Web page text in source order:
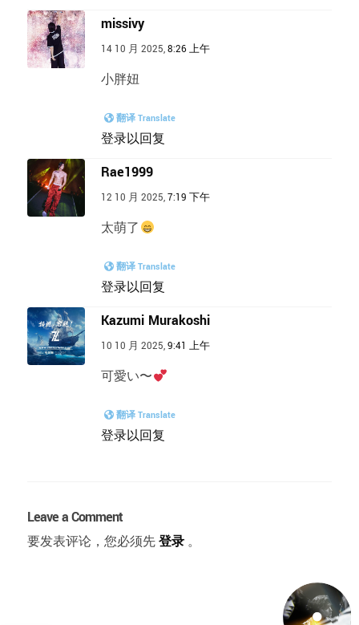
missivy
14 10 月 2025,8:26 上午
小胖妞
翻译 Translate
登录以回复
Rae1999
12 10 月 2025,7:19 下午
太萌了
翻译 Translate
登录以回复
Kazumi Murakoshi
10 10 月 2025,9:41 上午
可愛い〜
翻译 Translate
登录以回复
Leave a Comment
要发表评论，您必须先 登录 。